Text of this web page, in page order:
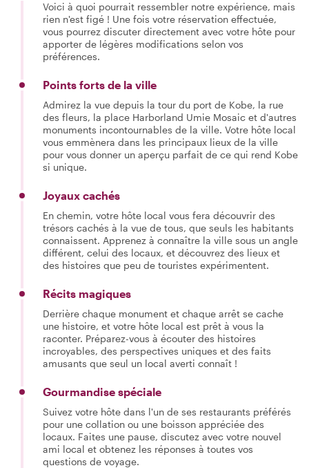
Voici à quoi pourrait ressembler notre expérience, mais
rien n'est figé ! Une fois votre réservation effectuée,
vous pourrez discuter directement avec votre hôte pour
apporter de légères modifications selon vos
préférences.
Points forts de la ville
Admirez la vue depuis la tour du port de Kobe, la rue
des fleurs, la place Harborland Umie Mosaic et d'autres
monuments incontournables de la ville. Votre hôte local
vous emmènera dans les principaux lieux de la ville
pour vous donner un aperçu parfait de ce qui rend Kobe
si unique.
Joyaux cachés
En chemin, votre hôte local vous fera découvrir des
trésors cachés à la vue de tous, que seuls les habitants
connaissent. Apprenez à connaître la ville sous un angle
différent, celui des locaux, et découvrez des lieux et
des histoires que peu de touristes expérimentent.
Récits magiques
Derrière chaque monument et chaque arrêt se cache
une histoire, et votre hôte local est prêt à vous la
raconter. Préparez-vous à écouter des histoires
incroyables, des perspectives uniques et des faits
amusants que seul un local averti connaît !
Gourmandise spéciale
Suivez votre hôte dans l'un de ses restaurants préférés
pour une collation ou une boisson appréciée des
locaux. Faites une pause, discutez avec votre nouvel
ami local et obtenez les réponses à toutes vos
questions de voyage.